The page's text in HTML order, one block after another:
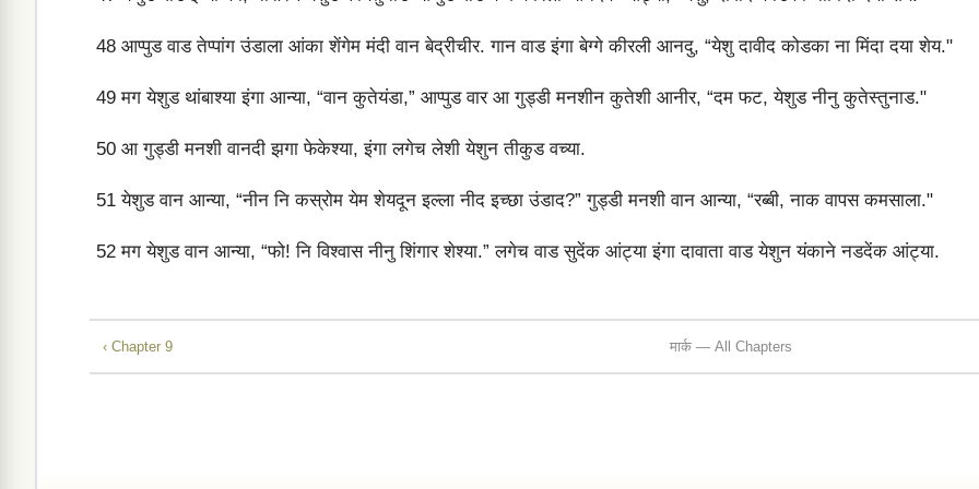
48 आप्पुड वाड तेप्पांग उंडाला आंका शेंगेम मंदी वान बेद्रीचीर. गान वाड इंगा बेग्गे कीरली आनदु, “येशु दावीद कोडका ना मिंदा दया शेय."
49 मग येशुड थांबाश्या इंगा आन्या, “वान कुतेयंडा,” आप्पुड वार आ गुड्डी मनशीन कुतेशी आनीर, “दम फट, येशुड नीनु कुतेस्तुनाड."
50 आ गुड्डी मनशी वानदी झगा फेकेश्या, इंगा लगेच लेशी येशुन तीकुड वच्या.
51 येशुड वान आन्या, “नीन नि कस्रोम येम शेयदून इल्ला नीद इच्छा उंडाद?” गुड्डी मनशी वान आन्या, “रब्बी, नाक वापस कमसाला."
52 मग येशुड वान आन्या, “फो! नि विश्वास नीनु शिंगार शेश्या.” लगेच वाड सुदेंक आंट्या इंगा दावाता वाड येशुन यंकाने नडदेंक आंट्या.
‹ Chapter 9 मार्क — All Chapters